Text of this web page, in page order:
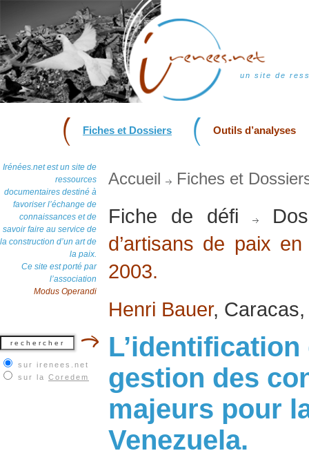
un site de
Fiches et Dossiers Outils d’analyses
Irénées.net est un site de
ressources
documentaires destiné à
favoriser l’échange de
connaissances et de
savoir faire au service de
la construction d’un art de
la paix.
Ce site est porté par
l’association
Modus Operandi
sur irenees.net
sur la Coredem
Accueil Fiches et
Fiche de défi
d’artisans de paix
2003.
Henri Bauer,
gestion des
majeurs pour
Venezuela.